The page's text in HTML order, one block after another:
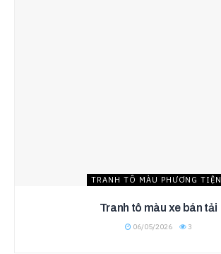
TRANH TÔ MÀU PHƯƠNG TIỆN
Tranh tô màu xe bán tải
06/05/2026 3